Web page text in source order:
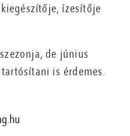
ízesítője
de június
is érdemes.